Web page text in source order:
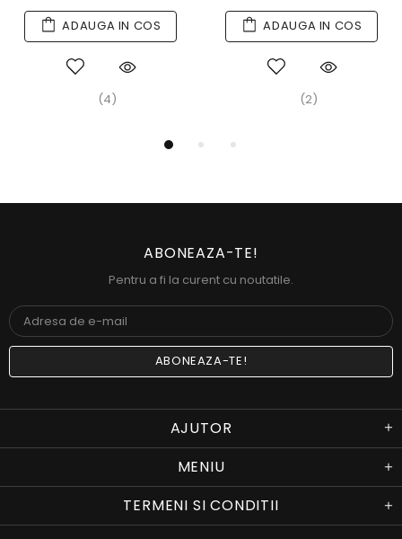
ADAUGA IN COS
(4)
ADAUGA IN COS
(2)
ABONEAZA-TE!
Pentru a fi la curent cu noutatile.
AJUTOR
MENIU
TERMENI SI CONDITII